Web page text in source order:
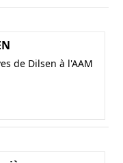
de Dilsen à l'AAM